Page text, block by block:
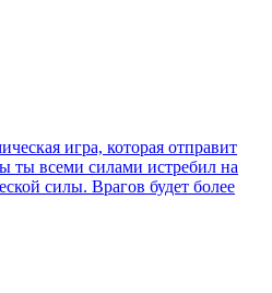
игра, которая отправит
ты всеми силами истребил на
силы. Врагов будет более